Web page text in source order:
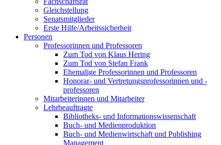
Gleichstellung
Senatsmitglieder
Erste Hilfe/Arbeitssicherheit
Personen
Professorinnen und Professoren
Zum Tod von Klaus Hering
Zum Tod von Stefan Frank
Ehemalige Professorinnen und Professoren
Honorar- und Vertretungsprofessorinnen und -
professoren
Mitarbeiterinnen und Mitarbeiter
Lehrbeauftragte
Bibliotheks- und Informationswissenschaft
Buch- und Medienproduktion
Buch- und Medienwirtschaft und Publishing
Management